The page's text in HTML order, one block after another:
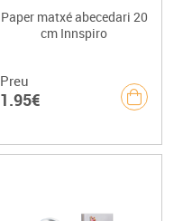
Paper matxé abecedari 20
cm Innspiro
Preu
1.95€